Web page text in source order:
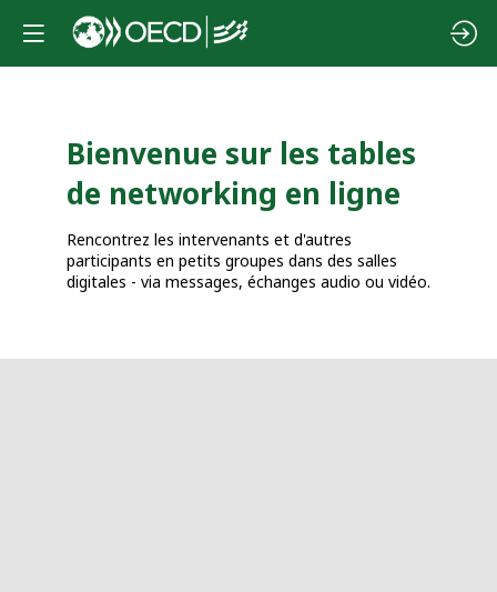
Bienvenue sur les tables
de networking en ligne
Rencontrez les intervenants et d'autres
participants en petits groupes dans des salles
digitales - via messages, échanges audio ou vidéo.